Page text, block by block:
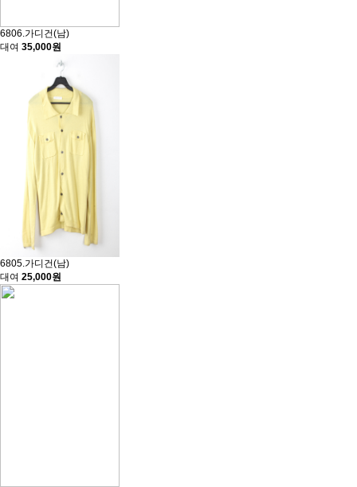
6806.가디건(남)
대여 35,000원
6805.가디건(남)
대여 25,000원